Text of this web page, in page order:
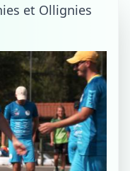
et Ollignies